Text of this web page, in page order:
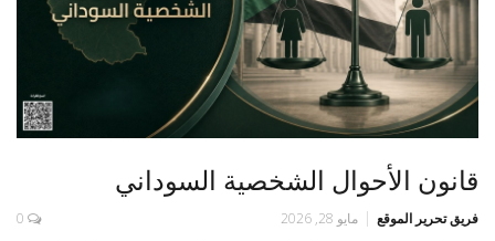
قانون الأحوال الشخصية السوداني
فريق تحرير الموقع مايو 28, 2026 0